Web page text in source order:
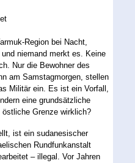
Region bei Nacht,
und niemand merkt es. Keine
Nur die Bewohner des
am Samstagmorgen, stellen
Militär ein. Es ist ein Vorfall,
eine grundsätzliche
Grenze wirklich?
ist ein sudanesischer
Rundfunkanstalt
– illegal. Vor Jahren